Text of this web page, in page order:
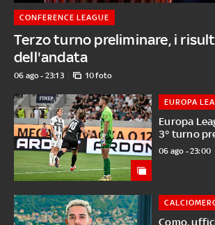
Terzo turno preliminare, i
dell'andata
CONFERENCE LEAGUE
06 ago - 23:13 10 foto
Europa
3° turno
EUROPA
06 ago - 23:00
Como,